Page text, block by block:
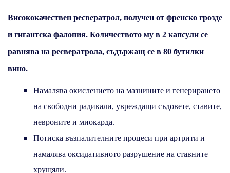
Висококачествен ресвератрол, получен от френско грозде
и гигантска фалопия. Количеството му в 2 капсули се
равнява на ресвератрола, съдържащ се в 80 бутилки
вино.
Намалява окислението на мазнините и генерирането
на свободни радикали, увреждащи съдовете, ставите,
невроните и миокарда.
Потиска възпалителните процеси при артрити и
намалява оксидативното разрушение на ставните
хрущяли.